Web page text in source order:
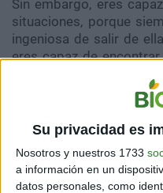
Su privacidad es
Nosotros y nuestros 1733
a información en un
datos personales, como
Sin embargo, eres
situaciones, porque
ingeniosa de salir de
eres capaz de